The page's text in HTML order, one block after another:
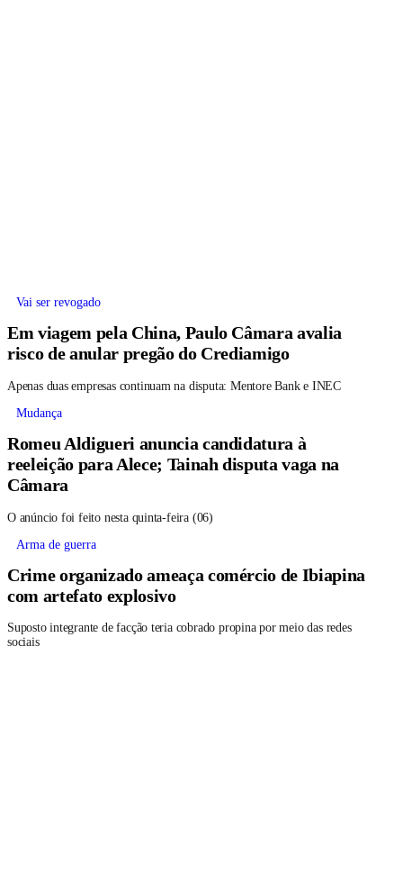
Vai ser revogado
Em viagem pela China, Paulo Câmara avalia
risco de anular pregão do Crediamigo
Apenas duas empresas continuam na disputa: Mentore Bank e INEC
Mudança
Romeu Aldigueri anuncia candidatura à
reeleição para Alece; Tainah disputa vaga na
Câmara
O anúncio foi feito nesta quinta-feira (06)
Arma de guerra
Crime organizado ameaça comércio de Ibiapina
com artefato explosivo
Suposto integrante de facção teria cobrado propina por meio das redes
sociais